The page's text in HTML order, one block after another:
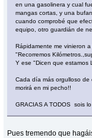
en una gasolinera y cual
mangas cortas, y una
cuando comprobé que
equipo, otro guardián de
Rápidamente me vinieron
"Recorremos
Y ese "Dicen que estamos
Cada día más orgulloso de
morirá en mi pecho!!
GRACIAS A TODOS sois
Pues tremendo que